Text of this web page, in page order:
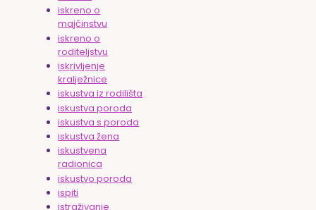
iskreno o
majčinstvu
iskreno o
roditeljstvu
iskrivljenje
kralježnice
iskustva iz rodilišta
iskustva poroda
iskustva s poroda
iskustva žena
iskustvena
radionica
iskustvo poroda
ispiti
istraživanje